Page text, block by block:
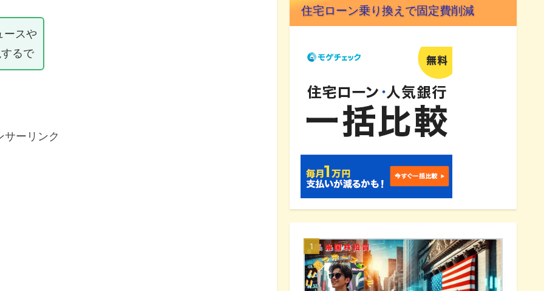
ースや
るで
サーリンク
住宅ローン乗り換えで固定費削減